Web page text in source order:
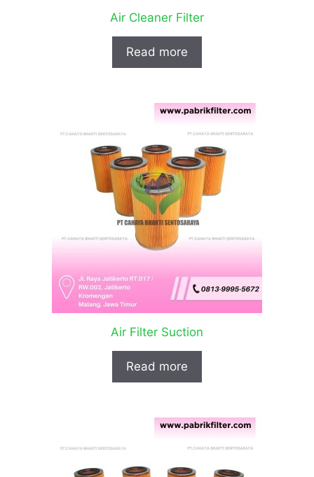
Air Cleaner Filter
Read more
Air Filter Suction
Read more